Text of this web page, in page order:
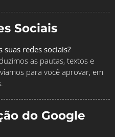
Sociais
redes sociais?
as pautas, textos e
para você aprovar, em
do Google